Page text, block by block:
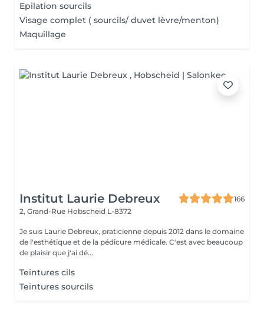
Epilation sourcils
Visage complet ( sourcils/ duvet lèvre/menton)
Maquillage
Institut Laurie Debreux
166
2, Grand-Rue Hobscheid L-8372
Je suis Laurie Debreux, praticienne depuis 2012 dans le domaine
de l'esthétique et de la pédicure médicale. C'est avec beaucoup
de plaisir que j'ai dé...
Teintures cils
Teintures sourcils